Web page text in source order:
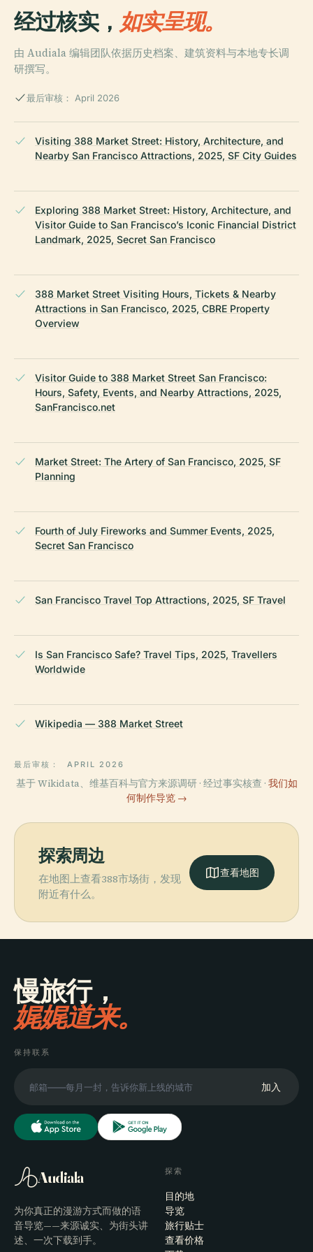
经过核实， 如实呈现。
由 Audiala 编辑团队依据历史档案、建筑资料与本地专长调
研撰写。
最后审核： April 2026
Visiting 388 Market Street: History, Architecture, and
Nearby San Francisco Attractions, 2025, SF City Guides
Exploring 388 Market Street: History, Architecture, and
Visitor Guide to San Francisco’s Iconic Financial District
Landmark, 2025, Secret San Francisco
388 Market Street Visiting Hours, Tickets & Nearby
Attractions in San Francisco, 2025, CBRE Property
Overview
Visitor Guide to 388 Market Street San Francisco:
Hours, Safety, Events, and Nearby Attractions, 2025,
SanFrancisco.net
Market Street: The Artery of San Francisco, 2025, SF
Planning
Fourth of July Fireworks and Summer Events, 2025,
Secret San Francisco
San Francisco Travel Top Attractions, 2025, SF Travel
Is San Francisco Safe? Travel Tips, 2025, Travellers
Worldwide
Wikipedia — 388 Market Street
最后审核： APRIL 2026
基于 Wikidata、维基百科与官方来源调研 · 经过事实核查 · 我们如
何制作导览 →
探索周边
在地图上查看388市场街，发现
附近有什么。
查看地图
慢旅行，
娓娓道来。
保持联系
加入
Audiala
为你真正的漫游方式而做的语
音导览——来源诚实、为街头讲
述、一次下载到手。
探索
目的地
导览
旅行贴士
查看价格